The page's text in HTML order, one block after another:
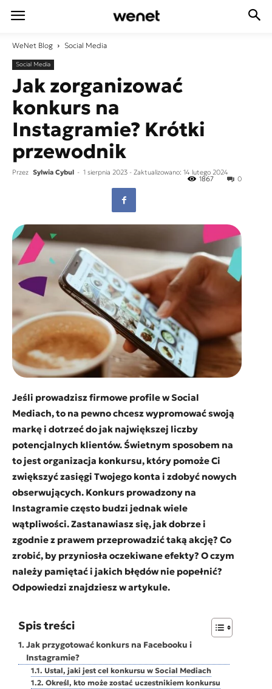
WeNet Blog Social Media
Social Media
Jak zorganizować
konkurs na
Instagramie? Krótki
przewodnik
Przez Sylwia Cybul - 1 sierpnia 2023 - Zaktualizowano: 14 lutego 2024
0
1867
Jeśli prowadzisz firmowe profile w Social
Mediach, to na pewno chcesz wypromować swoją
markę i dotrzeć do jak największej liczby
potencjalnych klientów. Świetnym sposobem na
to jest organizacja konkursu, który pomoże Ci
zwiększyć zasięgi Twojego konta i zdobyć nowych
obserwujących. Konkurs prowadzony na
Instagramie często budzi jednak wiele
wątpliwości. Zastanawiasz się, jak dobrze i
zgodnie z prawem przeprowadzić taką akcję? Co
zrobić, by przyniosła oczekiwane efekty? O czym
należy pamiętać i jakich błędów nie popełnić?
Odpowiedzi znajdziesz w artykule.
Spis treści
Jak przygotować konkurs na Facebooku i
Instagramie?
Ustal, jaki jest cel konkursu w Social Mediach
Określ, kto może zostać uczestnikiem konkursu